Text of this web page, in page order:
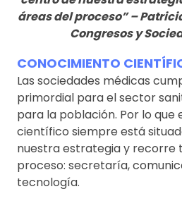
áreas del proceso” –
Congresos y
CONOCIMIENTO
Las sociedades médicas
primordial para el sector
para la población. Por lo que
científico siempre está
nuestra estrategia y recorre
proceso: secretaría,
tecnología.